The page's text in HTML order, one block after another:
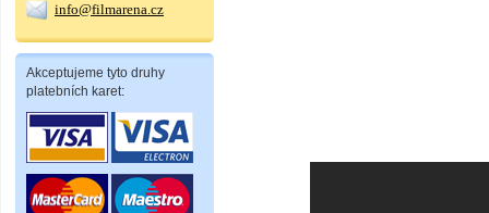
info@filmarena.cz
Akceptujeme tyto druhy
platebních karet: